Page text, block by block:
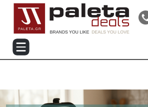
Τηλεφωνικές Παραγγελίες: 2105714144